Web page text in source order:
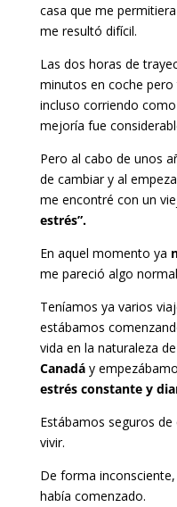
casa que me
me resultó difícil.
Las dos horas de
minutos en coche
incluso corriendo
mejoría fue
Pero al cabo de unos
de cambiar y al
me encontré con un
estrés”.
En aquel momento ya
me pareció algo
Teníamos ya varios
estábamos
vida en la naturaleza de
Canadáy
estrés constante y
Estábamos seguros
vivir.
De forma
había comenzado.